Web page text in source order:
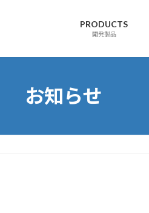
PRODUCTS
開発製品
お知らせ